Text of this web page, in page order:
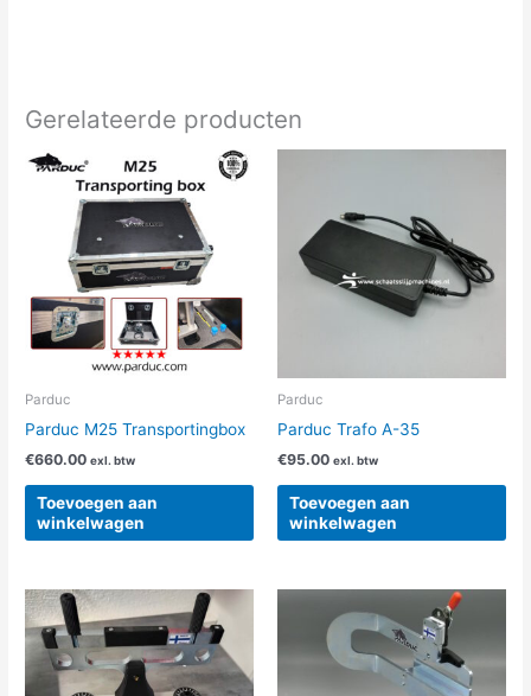
Gerelateerde producten
Parduc
Parduc M25 Transportingbox
€660.00 exl. btw
Toevoegen aan
winkelwagen
Parduc
Parduc Trafo A-35
€95.00 exl. btw
Toevoegen aan
winkelwagen